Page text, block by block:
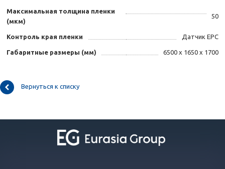
Максимальная толщина пленки
(мкм)
50
Контроль края пленки Датчик EPC
Габаритные размеры (мм) 6500 х 1650 х 1700
Вернуться к списку